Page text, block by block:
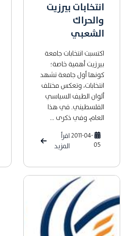
انتخابات بيرزيت
والحراك
الشعبي
اكتسبت انتخابات جامعة
بيرزيت أهمية خاصة؛
كونها أول جامعة تشهد
انتخابات، وتعكس مختلف
ألوان الطيف السياسي
الفلسطيني. في هذا
العام، وفي ذكرى ...
2011-04-
05
اقرأ
المزيد